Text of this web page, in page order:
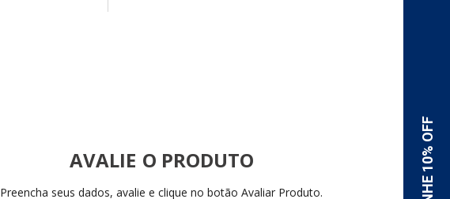
AVALIE
Preencha seus dados, avalie e clique no botão Avaliar Produto.